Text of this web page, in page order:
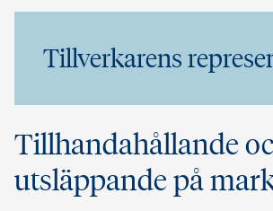
Tillverkarens
Tillhandahållande
utsläppande på